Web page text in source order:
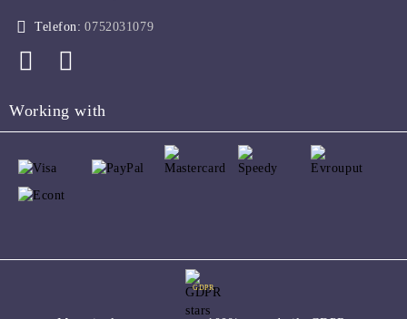
Telefon: 0752031079
Working with
GDPR